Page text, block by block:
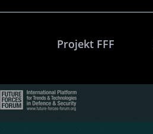
Projekt FFF